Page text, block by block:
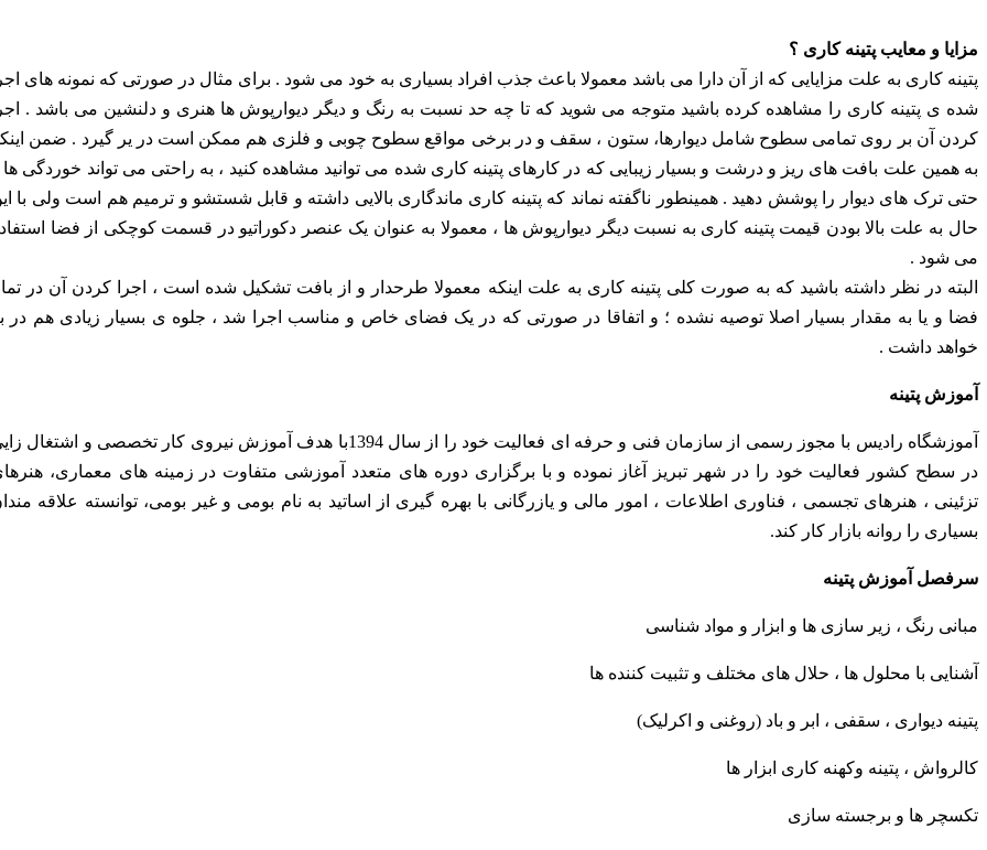
مزایا و معایب پتینه کاری ؟
پتینه کاری به علت مزایایی که از آن دارا می باشد معمولا باعث جذب افراد بسیاری به خود می شود . برای مثال در صورتی که نمونه های اجرا
شده ی پتینه کاری را مشاهده کرده باشید متوجه می شوید که تا چه حد نسبت به رنگ و دیگر دیوارپوش ها هنری و دلنشین می باشد . اجرا
کردن آن بر روی تمامی سطوح شامل دیوارها، ستون ، سقف و در برخی مواقع سطوح چوبی و فلزی هم ممکن است در یر گیرد . ضمن
به همین علت بافت های ریز و درشت و بسیار زیبایی که در کارهای پتینه کاری شده می توانید مشاهده کنید ، به راحتی می تواند خوردگی ها
حتی ترک های دیوار را پوشش دهید . همینطور ناگفته نماند که پتینه کاری ماندگاری بالایی داشته و قابل شستشو و ترمیم هم است ولی با
حال به علت بالا بودن قیمت پتینه کاری به نسبت دیگر دیوارپوش ها ، معمولا به عنوان یک عنصر دکوراتیو در قسمت کوچکی از فضا
می شود .
البته در نظر داشته باشید که به صورت کلی پتینه کاری به علت اینکه معمولا طرحدار و از بافت تشکیل شده است ، اجرا کردن آن در
فضا و یا به مقدار بسیار اصلا توصیه نشده ؛ و اتفاقا در صورتی که در یک فضای خاص و مناسب اجرا شد ، جلوه ی بسیار زیادی هم در
خواهد داشت .
آموزش پتینه
آموزشگاه رادیس با مجوز رسمی از سازمان فنی و حرفه ای فعالیت خود را از سال 1394با هدف آموزش نیروی کار تخصصی و اشتغال
در سطح کشور فعالیت خود را در شهر تبریز آغاز نموده و با برگزاری دوره های متعدد آموزشی متفاوت در زمینه های معماری،
تزئینی ، هنرهای تجسمی ، فناوری اطلاعات ، امور مالی و یازرگانی با بهره گیری از اساتید به نام بومی و غیر بومی، توانسته علاقه
بسیاری را روانه بازار کار کند.
سرفصل آموزش پتینه
مبانی رنگ ، زیر سازی ها و ابزار و مواد شناسی
آشنایی با محلول ها ، حلال های مختلف و تثبیت کننده ها
پتینه دیواری ، سقفی ، ابر و باد (روغنی و اکرلیک)
کالرواش ، پتینه وکهنه کاری ابزار ها
تکسچر ها و برجسته سازی